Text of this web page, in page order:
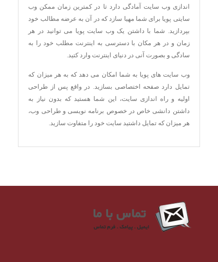
اندازی وب سایت آمادگی دارد تا در کمترین زمان ممکن وب
سایتی پویا برای شما مهیا سازد که در آن به عرضه مطالب خود
بپردازید. شما با داشتن یک وب سایت پویا می توانید در هر
زمان و در هر مکان با دسترسی به اینترنت مطلب خود را به
سادگی و بصورت آنی در دنیای اینترنت وارد کتید.
وب سایت های پویا به شما امکان می دهد که به هر میزان که
تمایل دارد صفحه اختصاصی بسازید. در واقع پس از طراحی
اولیه و راه اندازی سایت، این شما هستید که بدون نیاز به
داشتن دانشی خاص در خصوص برنامه نویسی و طراحی وب،
هر میزان که تمایل داشتید سایت خود را متفاوت سازید.